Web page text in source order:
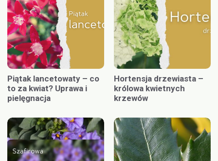
Piątak lancetowaty – co
to za kwiat? Uprawa i
pielęgnacja
Hortensja drzewiasta –
królowa kwietnych
krzewów